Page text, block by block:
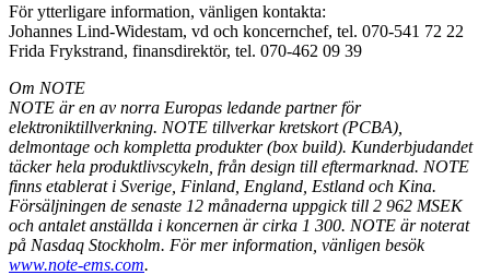
För ytterligare information, vänligen kontakta:
Johannes Lind-Widestam, vd och koncernchef, tel. 070-541 72 22
Frida Frykstrand, finansdirektör, tel. 070-462 09 39
Om NOTE
NOTE är en av norra Europas ledande partner för
elektroniktillverkning. NOTE tillverkar kretskort (PCBA),
delmontage och kompletta produkter (box build). Kunderbjudandet
täcker hela produktlivscykeln, från design till eftermarknad. NOTE
finns etablerat i Sverige, Finland, England, Estland och Kina.
Försäljningen de senaste 12 månaderna uppgick till 2 962 MSEK
och antalet anställda i koncernen är cirka 1 300. NOTE är noterat
på Nasdaq Stockholm. För mer information, vänligen besök
www.note-ems.com.